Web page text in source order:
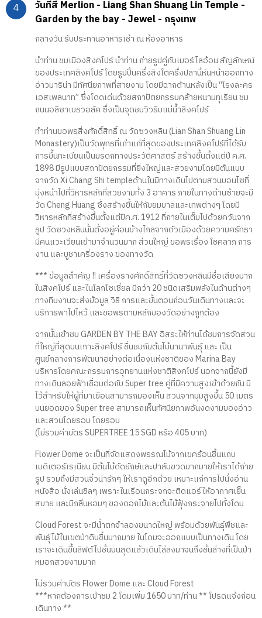
วันที่สี่ Merlion - Liang Shan Shuang Lin Temple -
Garden by the bay - Jewel - กรุงเทพ
กลางวัน รับประทานอาหารเช้า ณ ห้องอาหาร
นำท่าน ชมเมืองสิงคโปร์ นำท่าน ถ่ายรูปคู่กับเมอร์ไลอ้อน สัญลักษณ์
ของประเทศสิงคโปร์ โดยรูปปั้นครึ่งสิงโตครึ่งปลานี้หันหน้าออกทาง
อ่าวมาริน่า มีทัศนียภาพที่สายงาม โดยมีฉากด้านหลังเป็น “โรงละคร
เอสเพลนาท” ซึ่งโดดเด่นด้วยสถาปัตยกรรมคล้ายหนามทุเรียน ชม
ถนนอลิซาเบธวอล์ค ซึ่งเป็นจุดชมวิวริมแม่น้ำสิงคโปร์
ทำท่านขอพรสิ่งศักดิ์สิทธิ์ ณ วัดซวงหลิน (Lian Shan Shuang Lin
Monastery)เป็นวัดพุทธที่เก่าแก่ที่สุดของประเทศสิงคโปร์ที่ได้รับ
การขึ้นทะเบียนเป็นมรดกทางประวัติศาสตร์ สร้างขึ้นตั้งแต่ปี ค.ศ.
1898 มีรูปแบบสถาปัตยกรรมที่ยิ่งใหญ่และสวยงามโดยมีต้นแบบ
จากวัด Xi Chang Shi templeด้านในมีทางเดินไปตามสวนบอนไซที่
มุ่งหน้าไปที่วิหารหลักที่สวยงามทั้ง 3 อาคาร ภายในทางด้านซ้ายจะมี
วัด Cheng Huang ซึ่งสร้างขึ้นให้กับยมบาลและเทพต่างๆ โดยมี
วิหารหลักที่สร้างขึ้นตั้งแต่ปีค.ศ. 1912 ที่ภายในเต็มไปด้วยควันจาก
ธูป วัดซวงหลินนั้นตั้งอยู่ค่อนข้างไกลจากตัวเมืองด้วยความศรัทธา
มีคนแวะเวียนเข้ามาจำนวนมาก ส่วนใหญ่ ขอพรเรื่อง โชคลาภ การ
งาน และบูชาเครื่องราง ของทางวัด
*** ข้อมูลสำคัญ !! เครื่องรางศักดิ์สิทธิ์ที่วัดซวงหลินมีชื่อเสียงมาก
ในสิงคโปร์ และในโลกโซเชี่ยล มีกว่า 20 ชนิดเสริมพลังในด้านต่างๆ
ทางทีมงานจะส่งข้อมูล วิธี การและขั้นตอนก่อนวันเดินทางและจะ
บริการพาไปไหว้ และขอพรตามหลักของวัดอย่างถูกต้อง
จากนั้นเข้าชม GARDEN BY THE BAY อิสระให้ท่านได้ชมการจัดสวน
ที่ใหญ่ที่สุดบนเกาะสิงคโปร์ ชื่นชมกับต้นไม้นานาพันธุ์ และ เป็น
ศูนย์กลางการพัฒนาอย่างต่อเนื่องแห่งชาติของ Marina Bay
บริหารโดยคณะกรรมการอุทยานแห่งชาติสิงคโปร์ นอกจากนี้ยังมี
ทางเดินลอยฟ้าเชื่อมต่อกับ Super tree คู่ที่มีความสูงเข้าด้วยกัน มี
ไว้สำหรับให้ผู้ที่มาเยือนสามารถมองเห็น สวนจากมุมสูงขึ้น 50 เมตร
บนยอดของ Super tree สามารถเห็นทัศนียภาพอันงดงามของอ่าว
และสวนโดยรอบ โดยรอบ
(ไม่รวมค่าบัตร SUPERTREE 15 SGD หรือ 405 บาท)
Flower Dome จะเป็นที่จัดแสดงพรรณไม้จากเขคร้อนชื้นแถบ
เมดิเตอร์เรเนียน มีต้นไม้ดัดยักษ์และปาล์มขวดมากมายให้เราได้ถ่าย
รูป รวมถึงมีสวนจิ๋วน่ารักๆ ให้เราดูอีกด้วย เหมาะแก่การไปนั่งอ่าน
หนังสือ นั่งเล่นชิลๆ เพราะในเรือนกระจกจะติดแอร์ให้อากาศเย็น
สบาย และมีกลิ่นหอมๆ ของดอกไม้และต้นไม้ฟุ้งกระจายไปทั้งโดม
Cloud Forest จะมีน้ำตกจำลองขนาดใหญ่ พร้อมด้วยพันธุ์พืชและ
พันธุ์ไม้ในเขตป่าดิบชื้นมากมาย ในโดมจะออกแบบเป็นทางเดิน โดย
เราจะเดินขึ้นลิฟต์ไปชั้นบนสุดแล้วเดินไล่ลงมาจนถึงชั้นล่างที่เป็นป่า
หมอกสวยงามมาก
ไม่รวมค่าบัตร Flower Dome และ Cloud Forest
***หากต้องการเข้าชม 2 โดมเพิ่ม 1650 บาท/ท่าน ** โปรดแจ้งก่อน
เดินทาง **